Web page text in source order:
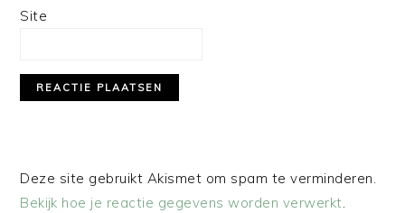
Site
Deze site gebruikt Akismet om spam te verminderen.
Bekijk hoe je reactie gegevens worden verwerkt.